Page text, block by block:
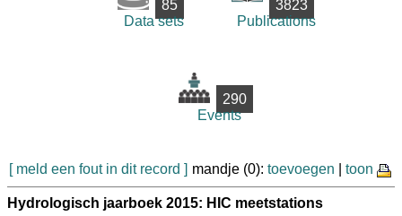
85
Data sets
3823
Publications
290
Events
[ meld een fout in dit record ] mandje (0): toevoegen toon
Hydrologisch jaarboek 2015: HIC meetstations